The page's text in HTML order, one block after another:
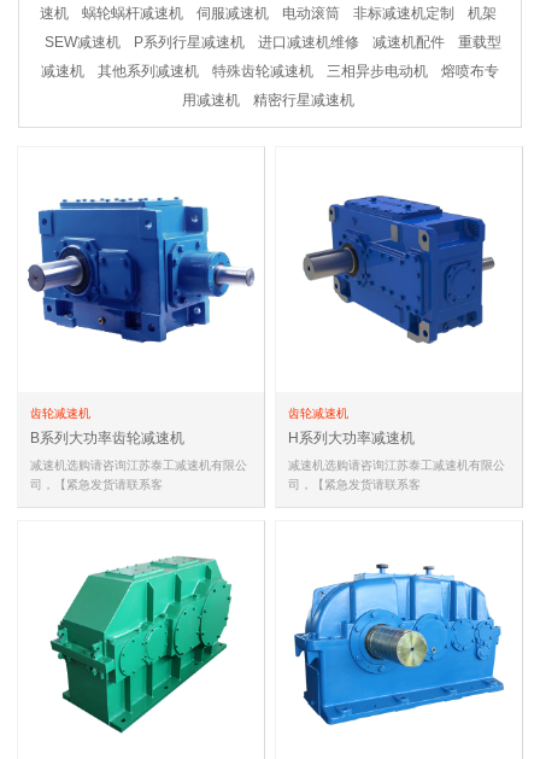
速机
蜗轮蜗杆减速机 伺服减速机 电动滚筒 非标减速机定制
机架
SEW减速机
P系列行星减速机 进口减速机维修 减速机配件
重载型
减速机
其他系列减速机 特殊齿轮减速机 三相异步电动机
熔喷布专
用减速机
精密行星减速机
齿轮减速机
B系列大功率齿轮减速机
减速机选购请咨询江苏泰工减速机有限公
司，【紧急发货请联系客
齿轮减速机
H系列大功率减速机
减速机选购请咨询江苏泰工减速机有限公
司，【紧急发货请联系客